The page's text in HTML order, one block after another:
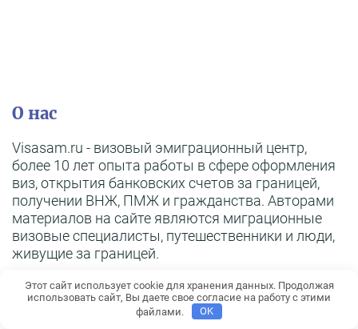
О нас
Visasam.ru - визовый эмиграционный центр,
более 10 лет опыта работы в сфере оформления
виз, открытия банковских счетов за границей,
получении ВНЖ, ПМЖ и гражданства. Авторами
материалов на сайте являются миграционные
визовые специалисты, путешественники и люди,
живущие за границей.
Этот сайт использует cookie для хранения данных. Продолжая
использовать сайт, Вы даете свое согласие на работу с этими
файлами.
OK